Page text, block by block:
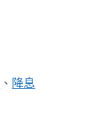
、 降息